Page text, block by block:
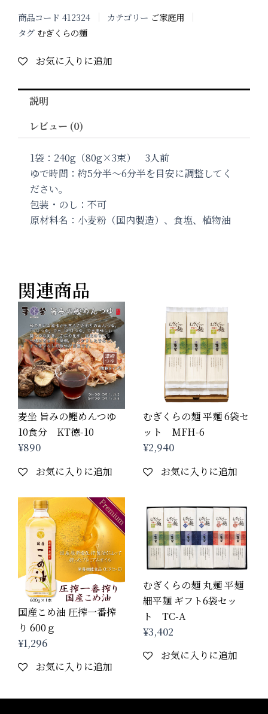
の
麺
麺
1
3
MFM-
A
商品コード 412324 カテゴリー ご家庭用
タグ むぎくらの麺
お気に入りに追加
説明
レビュー (0)
1袋：240g（80g×3束） 3人前
ゆで時間：約5分半〜6分半を目安に調整してく
ださい。
包装・のし：不可
原材料名：小麦粉（国内製造）、食塩、植物油
関連商品
麦坐 旨みの鰹めんつゆ
10食分 KT徳-10
¥890
お気に入りに追加
むぎくらの麺 平麺 6袋セ
ット MFH-6
¥2,940
お気に入りに追加
国産こめ油 圧搾一番搾
り 600ｇ
¥1,296
お気に入りに追加
むぎくらの麺 丸麺 平麺
細平麺 ギフト6袋セッ
ト TC-A
¥3,402
お気に入りに追加